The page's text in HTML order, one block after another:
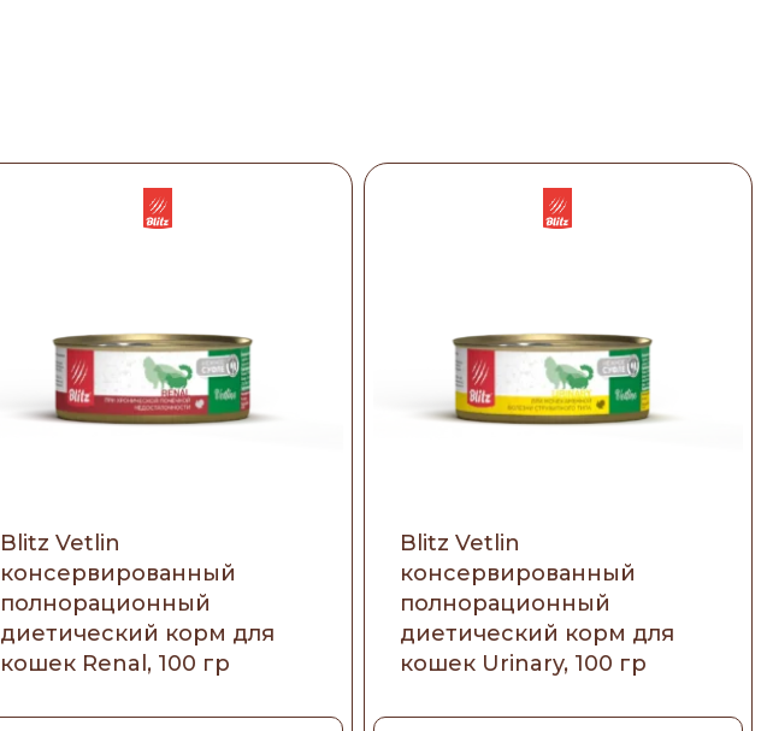
Blitz Vetlin
консервированный
полнорационный
диетический корм для
кошек Renal, 100 гр
Blitz Vetlin
консервированный
полнорационный
диетический корм для
кошек Urinary, 100 гр